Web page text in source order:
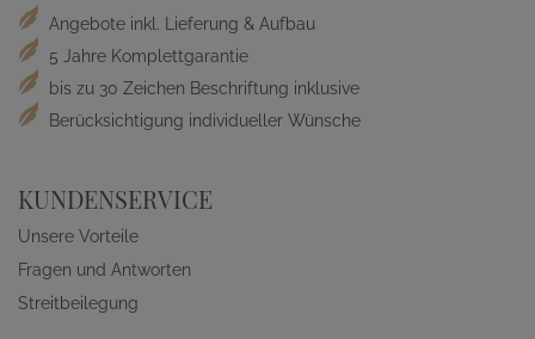
Angebote inkl. Lieferung & Aufbau
5 Jahre Komplettgarantie
bis zu 30 Zeichen Beschriftung inklusive
Berücksichtigung individueller Wünsche
KUNDENSERVICE
Unsere Vorteile
Fragen und Antworten
Streitbeilegung